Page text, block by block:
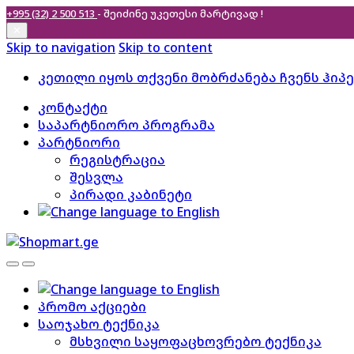
+995 (32) 2 500 513 - შეიძინე უკეთესი მარტივად !
Skip to navigation Skip to content
კეთილი იყოს თქვენი მობრძანება ჩვენს
კონტაქტი
საპარტნიორო პროგრამა
პარტნიორი
რეგისტრაცია
შესვლა
პირადი კაბინეტი
პრომო აქციები
საოჯახო ტექნიკა
მსხვილი საყოფაცხოვრებო ტექნიკა